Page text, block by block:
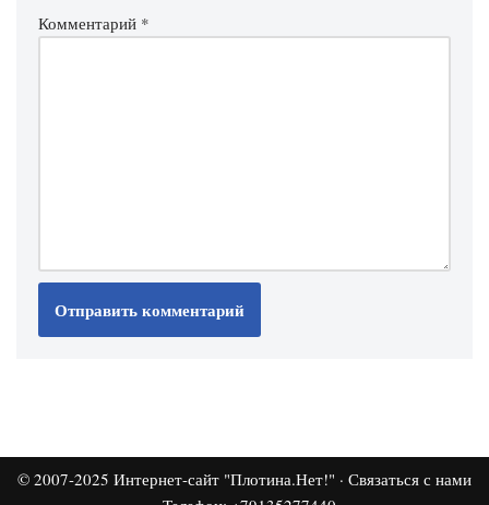
Комментарий *
© 2007-2025 Интернет-сайт "Плотина.Нет!" · Связаться с нами